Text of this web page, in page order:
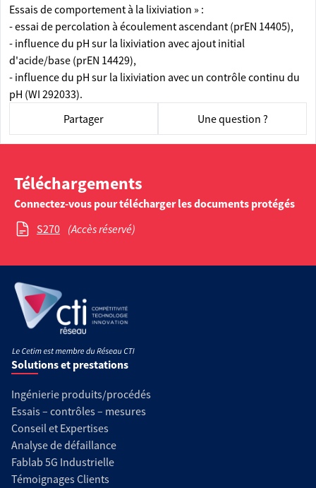
Essais de comportement à la lixiviation » :
- essai de percolation à écoulement ascendant (prEN 14405),
- influence du pH sur la lixiviation avec ajout initial
d'acide/base (prEN 14429),
- influence du pH sur la lixiviation avec un contrôle continu du
pH (WI 292033).
Partager
Une question ?
Téléchargements
Connectez-vous pour télécharger les documents protégés
S270 (Accès réservé)
Solutions et prestations
Ingénierie produits/procédés
Essais – contrôles – mesures
Conseil et Expertises
Analyse de défaillance
Fablab 5G Industrielle
Témoignages Clients